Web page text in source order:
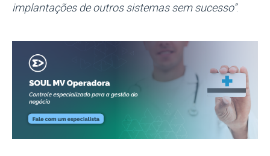
implantações de outros sistemas sem sucesso”.